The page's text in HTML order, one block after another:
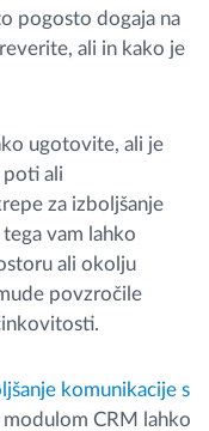
pogosto dogaja na
ali in kako je
ugotovite, ali je
poti ali
za izboljšanje
vam lahko
ali okolju
povzročile
komunikacije s
CRM lahko